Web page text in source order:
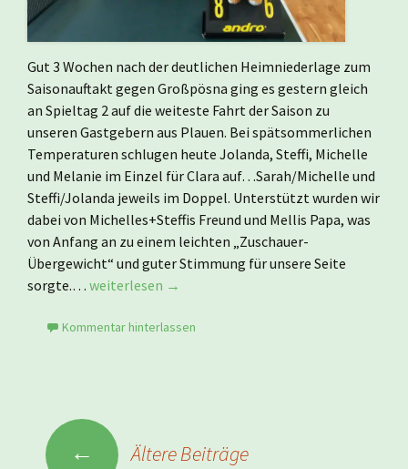
Gut 3 Wochen nach der deutlichen Heimniederlage zum
Saisonauftakt gegen Großpösna ging es gestern gleich
an Spieltag 2 auf die weiteste Fahrt der Saison zu
unseren Gastgebern aus Plauen. Bei spätsommerlichen
Temperaturen schlugen heute Jolanda, Steffi, Michelle
und Melanie im Einzel für Clara auf…Sarah/Michelle und
Steffi/Jolanda jeweils im Doppel. Unterstützt wurden wir
dabei von Michelles+Steffis Freund und Mellis Papa, was
von Anfang an zu einem leichten „Zuschauer-
Übergewicht“ und guter Stimmung für unsere Seite
sorgte.… weiterlesen →
Kommentar hinterlassen
Beitragsnavigation
← Ältere Beiträge